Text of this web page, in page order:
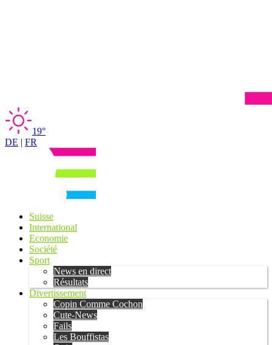
19°
DE | FR
Suisse
International
Economie
Société
Sport
News en direct
Résultats
Divertissement
Copin Comme Cochon
Cute-News
Fails
Les Bouffistas